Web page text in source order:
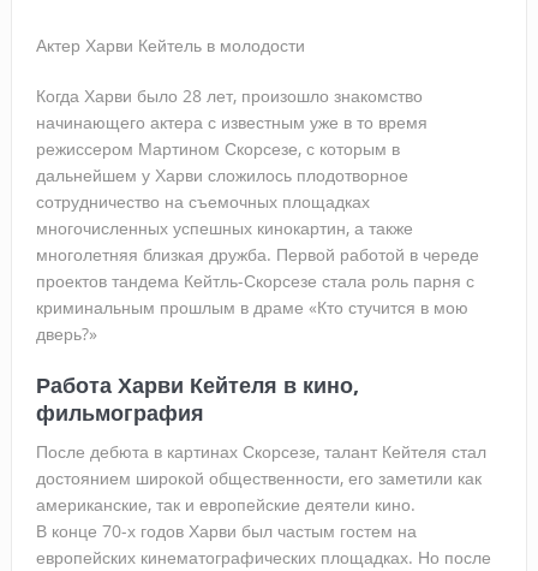
Актер Харви Кейтель в молодости
Когда Харви было 28 лет, произошло знакомство
начинающего актера с известным уже в то время
режиссером Мартином Скорсезе, с которым в
дальнейшем у Харви сложилось плодотворное
сотрудничество на съемочных площадках
многочисленных успешных кинокартин, а также
многолетняя близкая дружба. Первой работой в череде
проектов тандема Кейтль-Скорсезе стала роль парня с
криминальным прошлым в драме «Кто стучится в мою
дверь?»
Работа Харви Кейтеля в кино,
фильмография
После дебюта в картинах Скорсезе, талант Кейтеля стал
достоянием широкой общественности, его заметили как
американские, так и европейские деятели кино.
В конце 70-х годов Харви был частым гостем на
европейских кинематографических площадках. Но после